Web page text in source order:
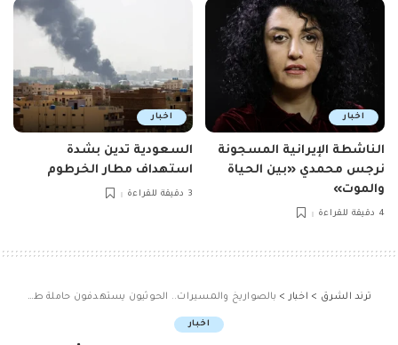
اخبار
الناشطة الإيرانية المسجونة
نرجس محمدي «بين الحياة
والموت»
4 دقيقة للقراءة
اخبار
السعودية تدين بشدة
استهداف مطار الخرطوم
3 دقيقة للقراءة
ترند الشرق > اخبار > بالصواريخ والمسيرات.. الحوثيون يستهدفون حاملة طائرات أمريكية
اخبار